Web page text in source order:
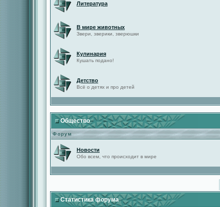
Литература
В мире животных
Звери, зверики, зверюшки
Кулинария
Кушать подано!
Детство
Всё о детях и про детей
Общество
Форум
Новости
Обо всем, что происходит в мире
Статистика форума